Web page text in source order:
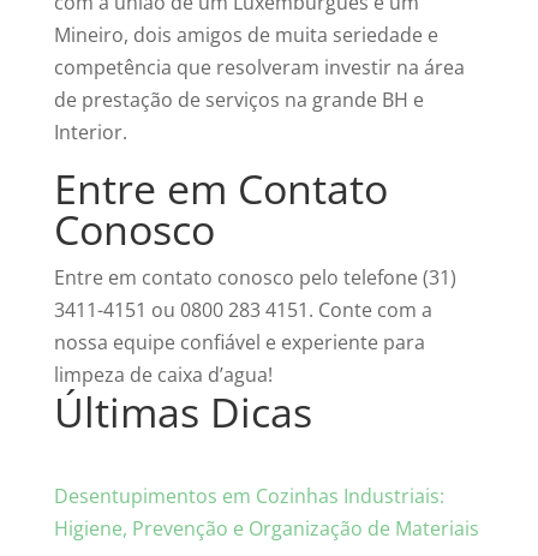
Mineiro, dois amigos de muita seriedade e
competência que resolveram investir na área
de prestação de serviços na grande BH e
Interior.
Entre em Contato
Conosco
Entre em contato conosco pelo telefone (31)
3411-4151 ou 0800 283 4151. Conte com a
nossa equipe confiável e experiente para
limpeza de caixa d’agua!
Últimas Dicas
Desentupimentos em Cozinhas Industriais:
Higiene, Prevenção e Organização de Materiais